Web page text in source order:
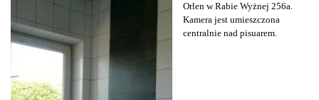
Orlen w Rabie Wyżnej 256a.
Kamera jest umieszczona
centralnie nad pisuarem.